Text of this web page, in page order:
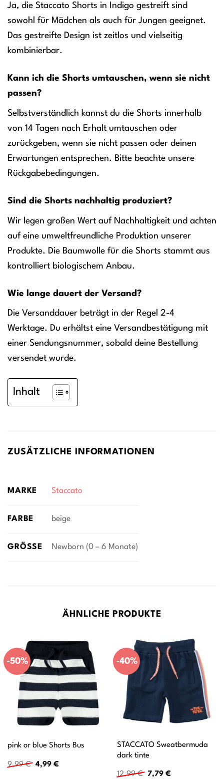
Ja, die Staccato Shorts in Indigo gestreift sind
sowohl für Mädchen als auch für Jungen geeignet.
Das gestreifte Design ist zeitlos und vielseitig
kombinierbar.
Kann ich die Shorts umtauschen, wenn sie nicht
passen?
Selbstverständlich kannst du die Shorts innerhalb
von 14 Tagen nach Erhalt umtauschen oder
zurückgeben, wenn sie nicht passen oder deinen
Erwartungen entsprechen. Bitte beachte unsere
Rückgabebedingungen.
Sind die Shorts nachhaltig produziert?
Wir legen großen Wert auf Nachhaltigkeit und achten
auf eine umweltfreundliche Produktion unserer
Produkte. Die Baumwolle für die Shorts stammt aus
kontrolliert biologischem Anbau.
Wie lange dauert der Versand?
Die Versanddauer beträgt in der Regel 2-4
Werktage. Du erhältst eine Versandbestätigung mit
einer Sendungsnummer, sobald deine Bestellung
versendet wurde.
Inhalt
ZUSÄTZLICHE INFORMATIONEN
MARKE Staccato
FARBE beige
GRÖSSE Newborn (0 – 6 Monate)
ÄHNLICHE PRODUKTE
-50%
pink or blue Shorts Bus
9,99€ Ursprünglicher
4,99 €Aktueller
-40%
STACCATO Sweatbermuda
dark tinte
12,99€ Ursprünglicher
7,79 €Aktueller